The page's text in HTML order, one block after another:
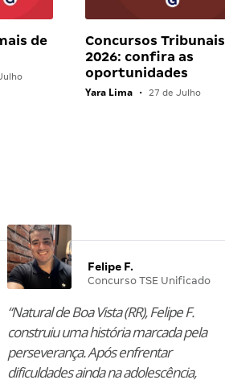
de
Concursos Tribunais
2026: confira as
oportunidades
Yara Lima • 27 de Julho
Felipe F.
Concurso TSE Unificado
“Natural de Boa Vista (RR), Felipe F.
construiu uma história marcada pela
perseverança. Após enfrentar
dificuldades ainda na adolescência,